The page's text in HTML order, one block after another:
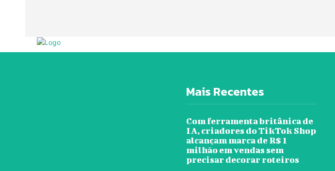
Mais Recentes
Com ferramenta britânica de
IA, criadores do TikTok Shop
alcançam marca de R$ 1
milhão em vendas sem
precisar decorar roteiros